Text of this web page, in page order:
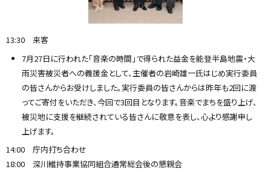
13:30 来客
7月27日に行われた「音楽の時間」で得られた益金を能登半島地震・大
雨災害被災者への義援金として、主催者の岩崎雄一氏はじめ実行委員
の皆さんからお受けしました。実行委員の皆さんからは昨年も2回に渡
ってご寄付をいただき、今回で3回目となります。音楽でまちを盛り上げ、
被災地に支援を継続されている皆さんに敬意を表し、心より感謝申し
上げます。
14:00 庁内打ち合わせ
18:00 深川維持事業協同組合通常総会後の懇親会